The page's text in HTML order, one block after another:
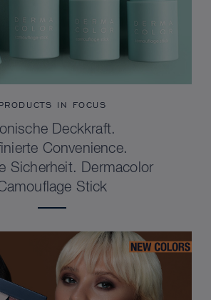
IN FOCUS
Deckkraft.
Convenience.
Sicherheit. Dermacolor
Stick